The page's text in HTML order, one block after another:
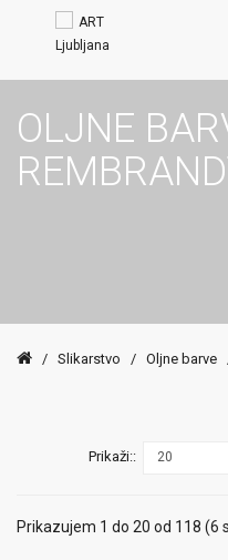
OLJNE
/ Slikarstvo / Oljne barve
Prikaži::
Prikazujem 1 do 20 od 118 (6